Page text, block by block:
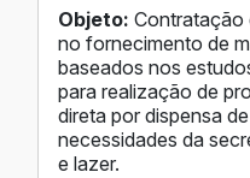
Objeto: Contratação
no fornecimento de
baseados nos
para realização de
direta por dispensa
necessidades da
e lazer.